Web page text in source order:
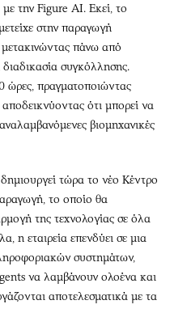
την Figure AI. Εκεί, το
στην παραγωγή
μετακινώντας πάνω από
συγκόλλησης.
ώρες, πραγματοποιώντας
ότι μπορεί να
βιομηχανικές
δημιουργεί τώρα το νέο Κέντρο
το οποίο θα
της τεχνολογίας σε όλα
η εταιρεία επενδύει σε μια
συστημάτων,
να λαμβάνουν ολοένα και
αποτελεσματικά με τα